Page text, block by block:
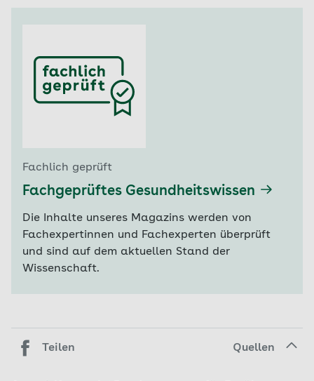
Fachlich geprüft
Fachgeprüftes Gesundheitswissen
Die Inhalte unseres Magazins werden von
Fachexpertinnen und Fachexperten überprüft
und sind auf dem aktuellen Stand der
Wissenschaft.
Teilen Quellen